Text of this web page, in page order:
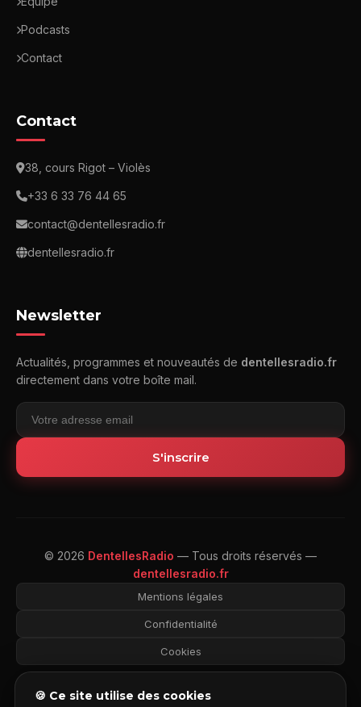
🍪 Ce site utilise des cookies
Podcasts
Contact
Contact
38, cours Rigot – Violès
+33 6 33 76 44 65
contact@dentellesradio.fr
dentellesradio.fr
Newsletter
Actualités, programmes et nouveautés de dentellesradio.fr
directement dans votre boîte mail.
S'inscrire
© 2026 DentellesRadio — Tous droits réservés —
dentellesradio.fr
Mentions légales
Confidentialité
Cookies